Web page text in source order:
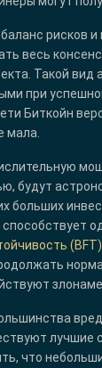
рисков
весь
Такой вид
при
Биткойн
мала.
будут
больших
(BFT)
лучшие
что